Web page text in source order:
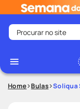
Procurar no site
1
2º
medley
Home Bulas Soliqua